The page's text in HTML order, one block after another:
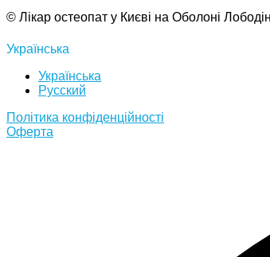
© Лікар остеопат у Києві на Оболоні Лободін
Українська
Українська
Русский
Полiтика конфiденцiйностi
Оферта